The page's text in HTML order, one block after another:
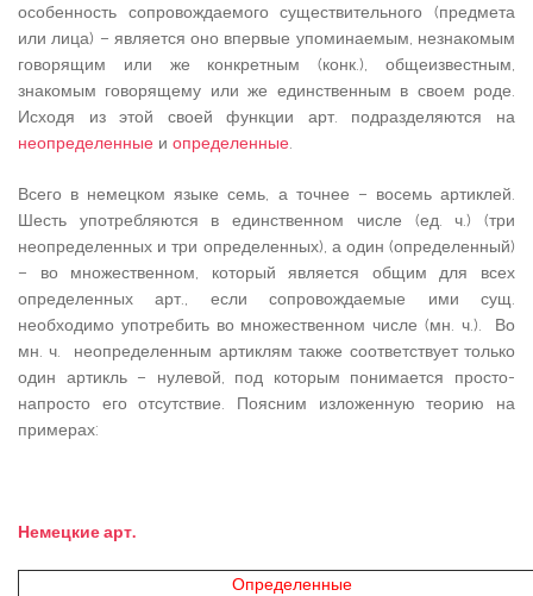
особенность сопровождаемого существительного (предмета
или лица) – является оно впервые упоминаемым, незнакомым
говорящим или же конкретным (конк.), общеизвестным,
знакомым говорящему или же единственным в своем роде.
Исходя из этой своей функции арт. подразделяются на
неопределенные и определенные.
Всего в немецком языке семь, а точнее – восемь артиклей.
Шесть употребляются в единственном числе (ед. ч.) (три
неопределенных и три определенных), а один (определенный)
– во множественном, который является общим для всех
определенных арт., если сопровождаемые ими сущ.
необходимо употребить во множественном числе (мн. ч.). Во
мн. ч. неопределенным артиклям также соответствует только
один артикль – нулевой, под которым понимается просто-
напросто его отсутствие. Поясним изложенную теорию на
примерах:
Немецкие арт.
Определенные